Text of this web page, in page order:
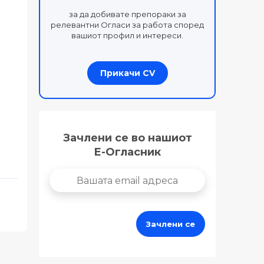
за да добивате препораки за
релевантни Огласи за работа според
вашиот профил и интереси.
Прикачи CV
Зачлени се во нашиот
Е-Огласник